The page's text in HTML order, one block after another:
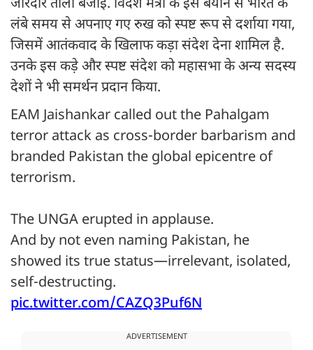
जोरदार ताली बजाई. विदेश मंत्री के इस बयान से भारत के
लंबे समय से अपनाए गए रुख को स्पष्ट रूप से दर्शाया गया,
जिसमें आतंकवाद के खिलाफ कड़ा संदेश देना शामिल है.
उनके इस कड़े और स्पष्ट संदेश को महासभा के अन्य सदस्य
देशों ने भी समर्थन प्रदान किया.
EAM Jaishankar called out the Pahalgam
terror attack as cross-border barbarism and
branded Pakistan the global epicentre of
terrorism.
The UNGA erupted in applause.
And by not even naming Pakistan, he
showed its true status—irrelevant, isolated,
self-destructing.
pic.twitter.com/CAZQ3Puf6N
ADVERTISEMENT